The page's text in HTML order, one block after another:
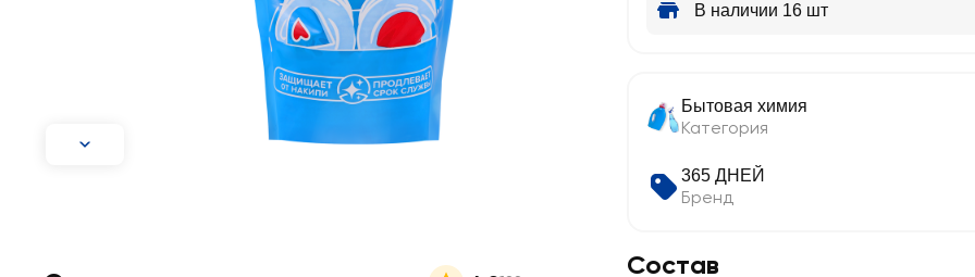
В наличии 16 шт
Бытовая химия
Категория
365 ДНЕЙ
Бренд
Состав